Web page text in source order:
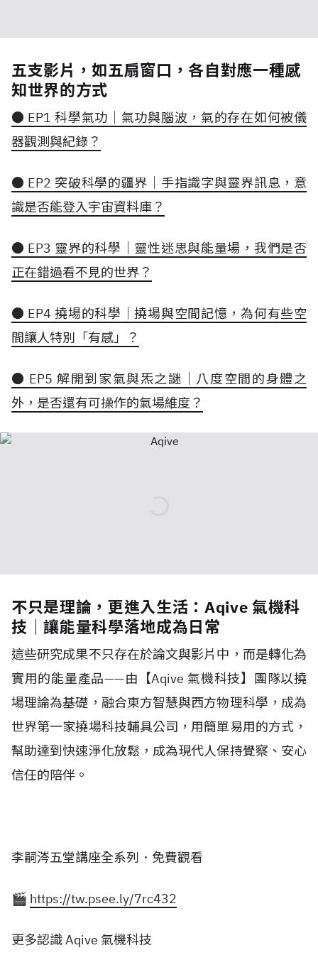
五支影片，如五扇窗口，各自對應一種感
知世界的方式
● EP1 科學氣功｜氣功與腦波，氣的存在如何被儀
器觀測與紀錄？
● EP2 突破科學的疆界｜手指識字與靈界訊息，意
識是否能登入宇宙資料庫？
● EP3 靈界的科學｜靈性迷思與能量場，我們是否
正在錯過看不見的世界？
● EP4 撓場的科學｜撓場與空間記憶，為何有些空
間讓人特別「有感」？
● EP5 解開到家氣與炁之謎｜八度空間的身體之
外，是否還有可操作的氣場維度？
不只是理論，更進入生活：Aqive 氣機科
技｜讓能量科學落地成為日常
這些研究成果不只存在於論文與影片中，而是轉化為
實用的能量產品——由【Aqive 氣機科技】團隊以撓
場理論為基礎，融合東方智慧與西方物理科學，成為
世界第一家撓場科技輔具公司，用簡單易用的方式，
幫助達到快速淨化放鬆，成為現代人保持覺察、安心
信任的陪伴。
李嗣涔五堂講座全系列．免費觀看
🎬 https://tw.psee.ly/7rc432
更多認識 Aqive 氣機科技